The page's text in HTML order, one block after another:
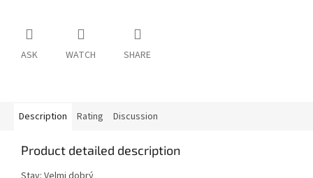
ASK WATCH SHARE
Description Rating Discussion
Product detailed description